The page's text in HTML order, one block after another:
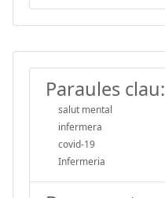
Paraules clau:
salut mental
infermera
covid-19
Infermeria